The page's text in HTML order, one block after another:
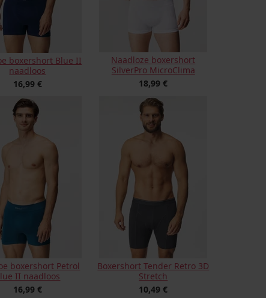
boxershort Blue II
naadloos
16,99 €
Naadloze boxershort
SilverPro MicroClima
18,99 €
boxershort Petrol
II naadloos
16,99 €
Boxershort Tender Retro 3D
Stretch
10,49 €